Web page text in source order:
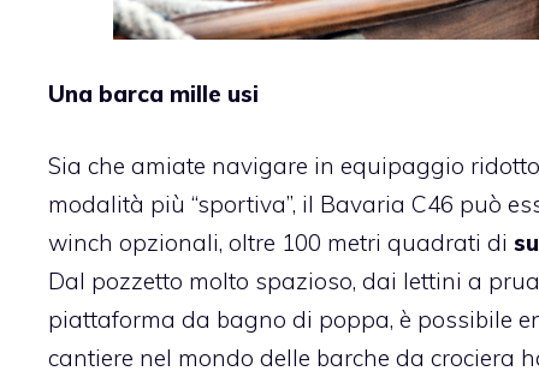
Una barca mille usi
Sia che amiate navigare in equipaggio
modalità più “sportiva”, il Bavaria C46 può
winch opzionali, oltre 100 metri quadrati di
Dal pozzetto molto spazioso, dai lettini a
piattaforma da bagno di poppa, è possibile
cantiere nel mondo delle barche da